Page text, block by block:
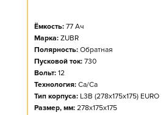
Ёмкость: 77 Ач
Марка: ZUBR
Полярность: Обратная
Пусковой ток: 730
Вольт: 12
Технология: Ca/Ca
Тип корпуса: L3B (278x175x175) EURO
Размер, мм: 278x175x175